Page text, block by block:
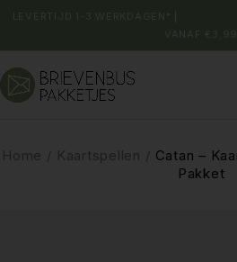
LEVERTIJD 1-3 WERKDAGEN* |
VANAF €3,99
Home / Kaartspellen / Catan –
Pakket